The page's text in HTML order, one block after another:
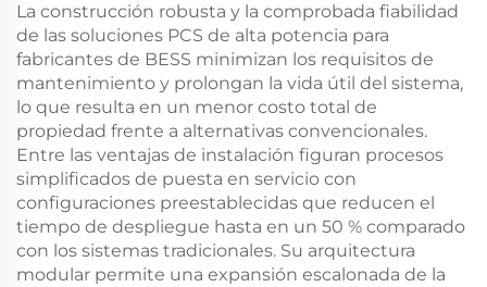
La construcción robusta y la comprobada fiabilidad
de las soluciones PCS de alta potencia para
fabricantes de BESS minimizan los requisitos de
mantenimiento y prolongan la vida útil del sistema,
lo que resulta en un menor costo total de
propiedad frente a alternativas convencionales.
Entre las ventajas de instalación figuran procesos
simplificados de puesta en servicio con
configuraciones preestablecidas que reducen el
tiempo de despliegue hasta en un 50 % comparado
con los sistemas tradicionales. Su arquitectura
modular permite una expansión escalonada de la